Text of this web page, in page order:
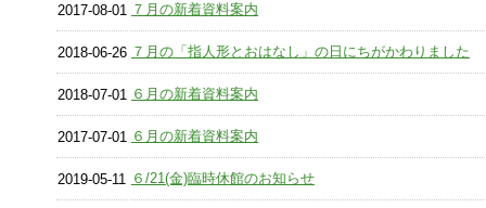
2017-08-01 ７月の新着資料案内
2018-06-26 ７月の「指人形とおはなし」の日にちがかわりました
2018-07-01 ６月の新着資料案内
2017-07-01 ６月の新着資料案内
2019-05-11 ６/21(金)臨時休館のお知らせ